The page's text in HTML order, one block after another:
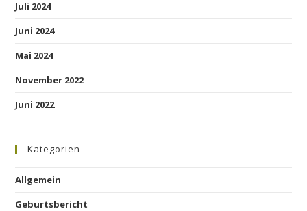
Juli 2024
Juni 2024
Mai 2024
November 2022
Juni 2022
Kategorien
Allgemein
Geburtsbericht